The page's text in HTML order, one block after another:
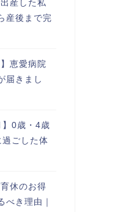
産した私
産後まで完
恵愛病院
届きまし
】0歳・4歳
ごした体
休のお得
べき理由｜